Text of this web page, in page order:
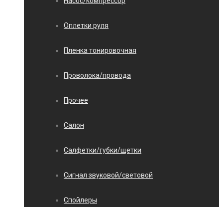
Оплетки руля
Пленка тонировочная
Проволока/провода
Прочее
Салон
Салфетки/губки/щетки
Сигнал звуковой/световой
Спойлеры